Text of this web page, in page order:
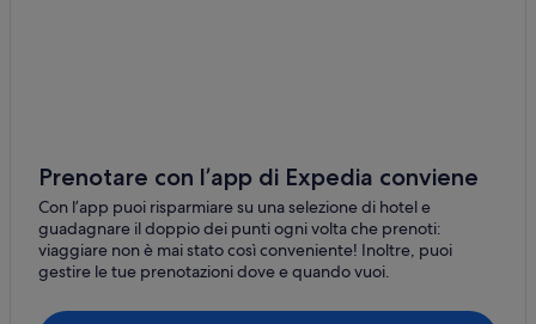
Ilha Grande: Hotel sulla spiaggia
Ilha Grande: Hotel con Wi-Fi
Ilha Grande: Boutique hotel
Ilha Grande: Resort e hotel con spa
Ilha Grande: Hotel di lusso
Prenotare con l’app di Expedia conviene
Con l’app puoi risparmiare su una selezione di hotel e
guadagnare il doppio dei punti ogni volta che prenoti:
viaggiare non è mai stato così conveniente! Inoltre, puoi
gestire le tue prenotazioni dove e quando vuoi.